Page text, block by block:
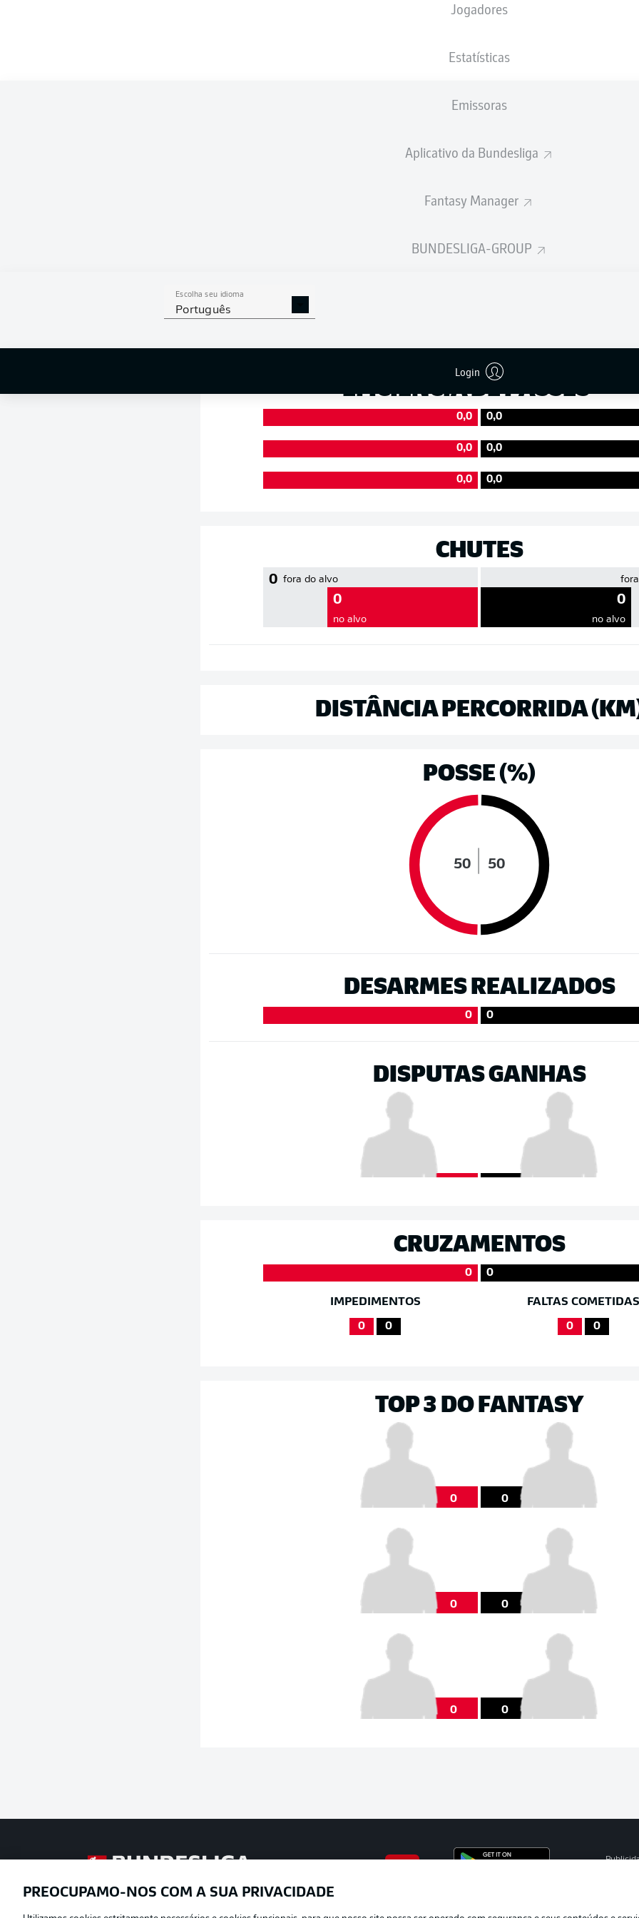
Jogadores
Estatísticas
Emissoras
Aplicativo da Bundesliga
Fantasy Manager
BUNDESLIGA-GROUP
Escolha seu idioma
Português
Login
XGOLS
EFICIÊNCIA DE PASSES
0,0 0,0
0,0 0,0
0,0 0,0
CHUTES
0 fora do alvo
0
no alvo
0
no alvo
DISTÂNCIA PERCORRIDA
POSSE (%)
50 50
DESARMES REALIZADOS
0 0
DISPUTAS GANHAS
CRUZAMENTOS
0 0
IMPEDIMENTOS
0 0
FALTAS COMETIDAS
0 0
TOP 3 DO FANTASY
0 0
0 0
0 0
Football as it’s meant to be
PREOCUPAMO-NOS COM A SUA PRIVACIDADE